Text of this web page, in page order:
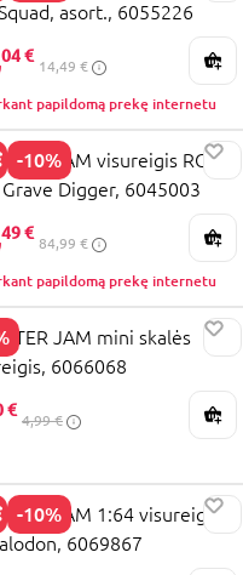
asort., 6055226
04 €
14,49 €
papildomą prekę internetu
-10%JAM visureigis RC
Digger, 6045003
49 €
84,99 €
papildomą prekę internetu
JAM mini skalės
6066068
€
4,99 €
-10%JAM 1:64 visureigis
6069867